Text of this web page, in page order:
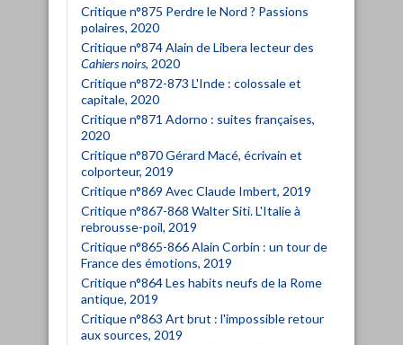
Critique n°875 Perdre le Nord ? Passions
polaires, 2020
Critique n°874 Alain de Libera lecteur des
Cahiers noirs, 2020
Critique n°872-873 L'Inde : colossale et
capitale, 2020
Critique n°871 Adorno : suites françaises,
2020
Critique n°870 Gérard Macé, écrivain et
colporteur, 2019
Critique n°869 Avec Claude Imbert, 2019
Critique n°867-868 Walter Siti. L'Italie à
rebrousse-poil, 2019
Critique n°865-866 Alain Corbin : un tour de
France des émotions, 2019
Critique n°864 Les habits neufs de la Rome
antique, 2019
Critique n°863 Art brut : l'impossible retour
aux sources, 2019